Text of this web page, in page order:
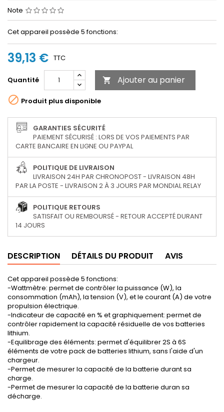
Note
Cet appareil possède 5 fonctions:
39,13 € TTC
Quantité  Ajouter au panier
 Produit plus disponible
GARANTIES SÉCURITÉ
PAIEMENT SÉCURISÉ : LORS DE VOS PAIEMENTS PAR
CARTE BANCAIRE EN LIGNE OU PAYPAL
POLITIQUE DE LIVRAISON
LIVRAISON 24H PAR CHRONOPOST - LIVRAISON 48H
PAR LA POSTE - LIVRAISON 2 À 3 JOURS PAR MONDIAL RELAY
POLITIQUE RETOURS
SATISFAIT OU REMBOURSÉ - RETOUR ACCEPTÉ DURANT
14 JOURS
DESCRIPTION DÉTAILS DU PRODUIT AVIS
Cet appareil possède 5 fonctions:
-Wattmètre: permet de contrôler la puissance (W), la
consommation (mAh), la tension (V), et le courant (A) de votre
propulsion électrique.
-Indicateur de capacité en % et graphiquement: permet de
contrôler rapidement la capacité résiduelle de vos batteries
lithium.
-Equilibrage des éléments: permet d'équilibrer 2S à 6S
éléments de votre pack de batteries lithium, sans l'aide d'un
chargeur.
-Permet de mesurer la capacité de la batterie durant sa
charge.
-Permet de mesurer la capacité de la batterie duran sa
décharge.